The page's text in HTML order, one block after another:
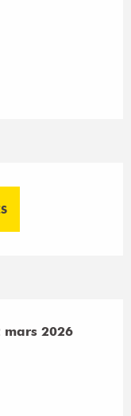
mars 2026
mars 2026